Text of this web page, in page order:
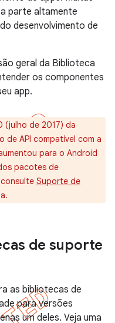
parte altamente
desenvolvimento de
geral da Biblioteca
os componentes
app.
(julho de 2017) da
de API compatível com a
para o Android
pacotes de
Suporte de
de suporte
as bibliotecas de
para versões
um deles. Veja uma